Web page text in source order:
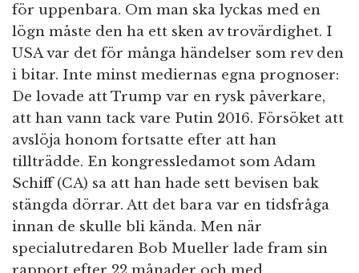
för uppenbara. Om man ska lyckas med en
lögn måste den ha ett sken av trovärdighet. I
USA var det för många händelser som rev den
i bitar. Inte minst mediernas egna prognoser:
De lovade att Trump var en rysk påverkare,
att han vann tack vare Putin 2016. Försöket att
avslöja honom fortsatte efter att han
tillträdde. En kongressledamot som Adam
Schiff (CA) sa att han hade sett bevisen bak
stängda dörrar. Att det bara var en tidsfråga
innan de skulle bli kända. Men när
specialutredaren Bob Mueller lade fram sin